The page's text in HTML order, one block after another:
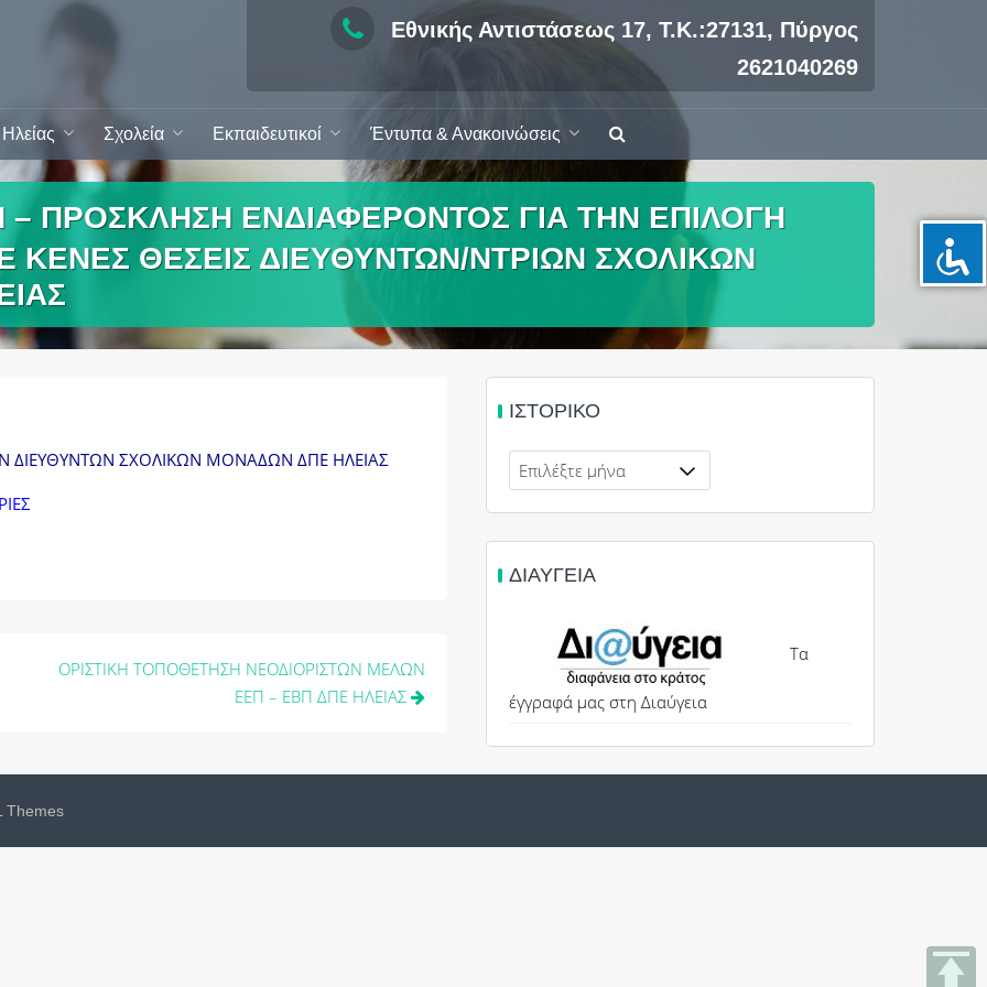
Εθνικής Αντιστάσεως 17, Τ.Κ.:27131, Πύργος
2621040269
Σχολεία Εκπαιδευτικοί Έντυπα & Ανακοινώσεις
ΠΡΟΣΚΛΗΣΗ ΕΝΔΙΑΦΕΡΟΝΤΟΣ ΓΙΑ ΤΗΝ ΕΠΙΛΟΓΗ
ΚΕΝΕΣ ΘΕΣΕΙΣ ΔΙΕΥΘΥΝΤΩΝ/ΝΤΡΙΩΝ ΣΧΟΛΙΚΩΝ
ΣΧΟΛΙΚΩΝ ΜΟΝΑΔΩΝ ΔΠΕ ΗΛΕΙΑΣ
ΟΡΙΣΤΙΚΗ ΤΟΠΟΘΕΤΗΣΗ ΝΕΟΔΙΟΡΙΣΤΩΝ ΜΕΛΩΝ
ΕΕΠ – ΕΒΠ ΔΠΕ ΗΛΕΙΑΣ
ΙΣΤΟΡΙΚΌ
Ιστορικό
ΔΙΑΎΓΕΙΑ
Τα
έγγραφά μας στη Διαύγεια
Themes